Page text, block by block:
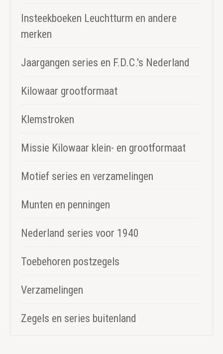
Insteekboeken Leuchtturm en andere
merken
Jaargangen series en F.D.C.'s Nederland
Kilowaar grootformaat
Klemstroken
Missie Kilowaar klein- en grootformaat
Motief series en verzamelingen
Munten en penningen
Nederland series voor 1940
Toebehoren postzegels
Verzamelingen
Zegels en series buitenland